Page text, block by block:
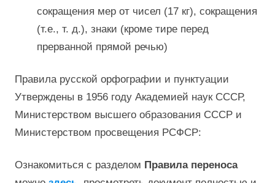
сокращения мер от чисел (17 кг), сокращения
(т.е., т. д.), знаки (кроме тире перед
прерванной прямой речью)
Правила русской орфографии и пунктуации
Утверждены в 1956 году Академией наук СССР,
Министерством высшего образования СССР и
Министерством просвещения РСФСР:
Ознакомиться с разделом Правила переноса